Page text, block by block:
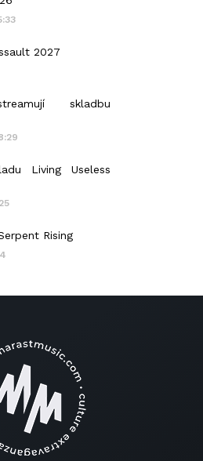
2027
skladbu
Living Useless
Rising